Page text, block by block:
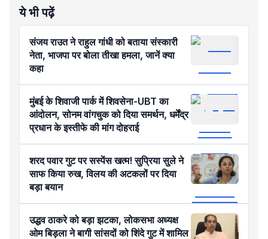
ये भी पढ़ें
संजय राउत ने राहुल गांधी को बताया संस्कारी
नेता, भाजपा पर बोला तीखा हमला, जानें क्या
कहा
मुंबई के शिवाजी पार्क में शिवसेना-UBT का
आंदोलन, सोनम वांगचुक को दिया समर्थन, धर्मेंद्र
प्रधान के इस्तीफे की मांग दोहराई
शरद पवार गुट पर सस्पेंस खत्म! सुप्रिया सुले ने
साफ किया रुख, विलय की अटकलों पर दिया
बड़ा बयान
उद्धव ठाकरे को बड़ा झटका, लोकसभा अध्यक्ष
ओम बिड़ला ने बागी सांसदों को शिंदे गुट में शामिल